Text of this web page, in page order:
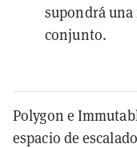
supondrá
conjunto.
Polygon e
espacio de